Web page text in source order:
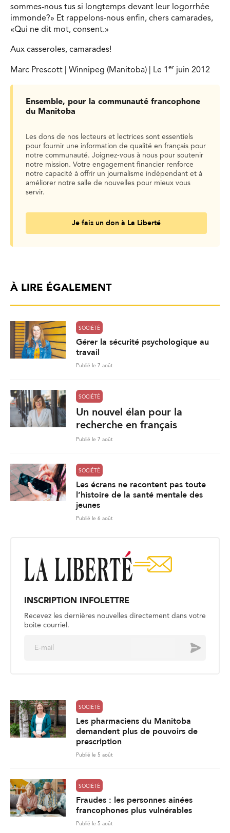
sommes-nous tus si longtemps devant leur logorrhée
immonde?» Et rappelons-nous enfin, chers camarades,
«Qui ne dit mot, consent.»
Aux casseroles, camarades!
Marc Prescott | Winnipeg (Manitoba) | Le 1 er juin 2012
Ensemble, pour la communauté francophone
du Manitoba
Les dons de nos lecteurs et lectrices sont essentiels
pour fournir une information de qualité en français pour
notre communauté. Joignez-vous à nous pour soutenir
notre mission. Votre engagement financier renforce
notre capacité à offrir un journalisme indépendant et à
améliorer notre salle de nouvelles pour mieux vous
servir.
Je fais un don à La Liberté
À LIRE ÉGALEMENT
SOCIÉTÉ
Gérer la sécurité psychologique au
travail
Publié le 7 août
SOCIÉTÉ
Un nouvel élan pour la
recherche en français
Publié le 7 août
SOCIÉTÉ
Les écrans ne racontent pas toute
l’histoire de la santé mentale des
jeunes
Publié le 6 août
INSCRIPTION INFOLETTRE
Recevez les dernières nouvelles directement dans votre
boite courriel.
Envoyer
SOCIÉTÉ
Les pharmaciens du Manitoba
demandent plus de pouvoirs de
prescription
Publié le 5 août
SOCIÉTÉ
Fraudes : les personnes ainées
francophones plus vulnérables
Publié le 5 août